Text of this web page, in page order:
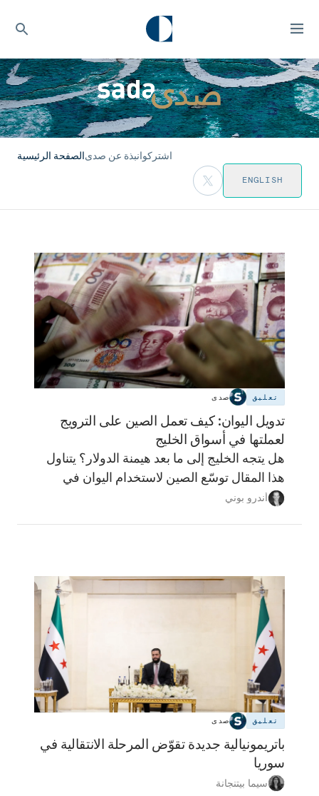
الصفحة الرئيسيةنبذة عن صدىاشتركوا
ENGLISH
تعليق صدى
تدويل اليوان: كيف تعمل الصين على الترويج
لعملتها في أسواق الخليج
هل يتجه الخليج إلى ما بعد هيمنة الدولار؟ يتناول
هذا المقال توسّع الصين لاستخدام اليوان في
أسواق الخليج، وما الذي يعنيه ذلك لمستقبل
أندرو بوني
تعليق صدى
باتريمونيالية جديدة تقوّض المرحلة الانتقالية في
سوريا
سيما بيتنجانة